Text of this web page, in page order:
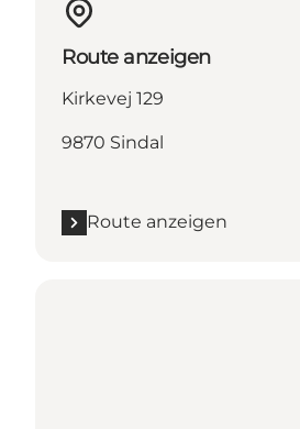
Route anzeigen
Kirkevej 129
9870 Sindal
Route anzeigen